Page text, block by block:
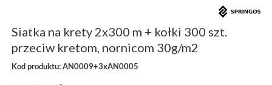
Siatka na krety 2x300 m + kołki 300 szt.
przeciw kretom, nornicom 30g/m2
Kod produktu: AN0009+3xAN0005